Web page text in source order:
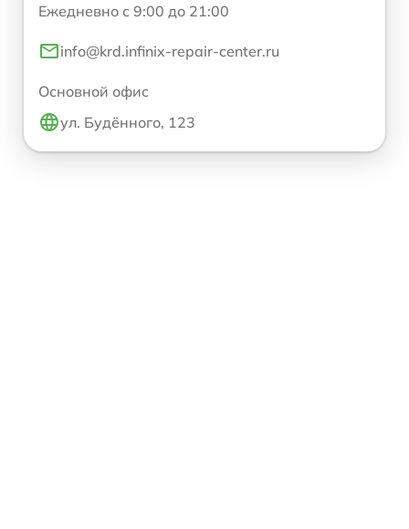
Ежедневно с 9:00 до 21:00
info@krd.infinix-repair-center.ru
Основной офис
ул. Будённого, 123